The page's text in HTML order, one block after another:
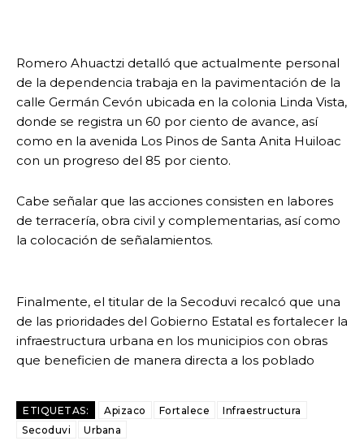
Romero Ahuactzi detalló que actualmente personal
de la dependencia trabaja en la pavimentación de la
calle Germán Cevón ubicada en la colonia Linda Vista,
donde se registra un 60 por ciento de avance, así
como en la avenida Los Pinos de Santa Anita Huiloac
con un progreso del 85 por ciento.
Cabe señalar que las acciones consisten en labores
de terracería, obra civil y complementarias, así como
la colocación de señalamientos.
Finalmente, el titular de la Secoduvi recalcó que una
de las prioridades del Gobierno Estatal es fortalecer la
infraestructura urbana en los municipios con obras
que beneficien de manera directa a los poblado
ETIQUETAS: Apizaco Fortalece
Infraestructura
Secoduvi
Urbana